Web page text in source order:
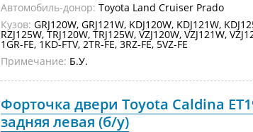
Автомобиль-донор: Toyota Land Cruiser Prado
Кузов: GRJ120W, GRJ121W, KDJ120W, KDJ121W,
RZJ125W, TRJ120W, TRJ125W, VZJ120W, VZJ121W,
1GR-FE, 1KD-FTV, 2TR-FE, 3RZ-FE, 5VZ-FE
Примечание: Б.У.
Форточка двери Toyota Caldina
задняя левая (б/у)